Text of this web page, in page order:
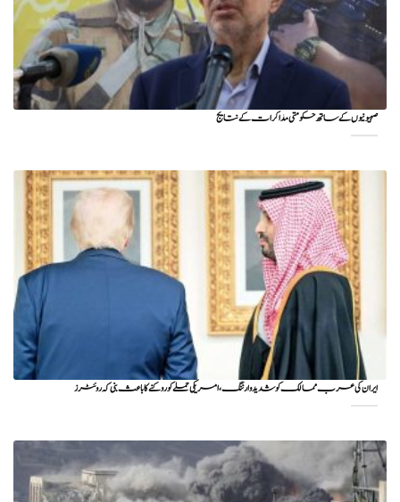
صہیونیوں کے ساتھ حکومتی مذاکرات کے نتایج
ایران کی عرب ممالک کو شدید وارننگ، امریکی حملے کو روکنے کا باعث بنی کہ روئٹرز